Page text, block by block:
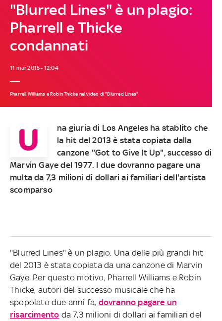
"Blurred Lines" è un plagio:
Pharrell e Thicke
condannati
11 mar 2015 - 12:04
Pharrell Williams e Robin Thicke nel video di "Blurred Lines"
U
na giuria di Los Angeles ha stablito che
la hit del 2013 è stata copiata dalla
canzone "Got to Give It Up", successo di
Marvin Gaye del 1977. I due dovranno pagare una
multa da 7,3 milioni di dollari ai familiari dell'artista
scomparso
"Blurred Lines" è un plagio. Una delle più grandi hit
del 2013 è stata copiata da una canzone di Marvin
Gaye. Per questo motivo, Pharrell Williams e Robin
Thicke, autori del successo musicale che ha
spopolato due anni fa, dovranno pagare un
risarcimento da 7,3 milioni di dollari ai familiari del